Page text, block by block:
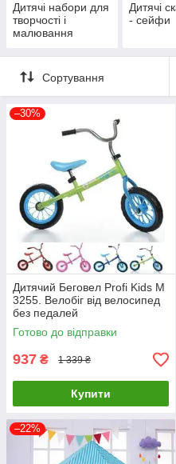
Дитячі набори для
творчості і
малювання
Дитячі
- сейфи
Сортування
–30%
Дитячий Беговел Profi Kids M
3255. Велобіг від велосипед
без педалей
Готово до відправки
937 ₴ 1 339 ₴
Купити
–22%